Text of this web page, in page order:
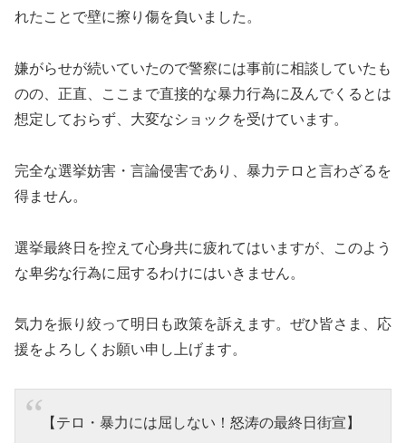
れたことで壁に擦り傷を負いました。
嫌がらせが続いていたので警察には事前に相談していたも
のの、正直、ここまで直接的な暴力行為に及んでくるとは
想定しておらず、大変なショックを受けています。
完全な選挙妨害・言論侵害であり、暴力テロと言わざるを
得ません。
選挙最終日を控えて心身共に疲れてはいますが、このよう
な卑劣な行為に屈するわけにはいきません。
気力を振り絞って明日も政策を訴えます。ぜひ皆さま、応
援をよろしくお願い申し上げます。
【テロ・暴力には屈しない！怒涛の最終日街宣】